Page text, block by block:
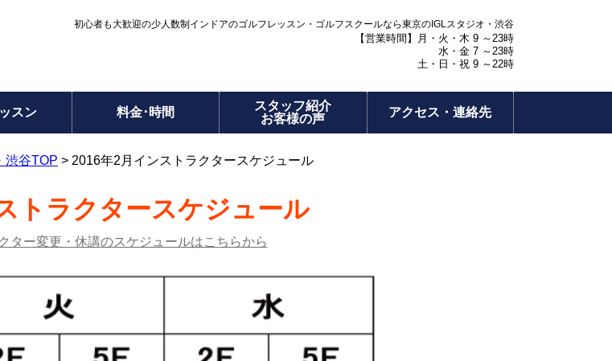
初心者も大歓迎の少人数制インドアのゴルフレッスン・ゴルフスクールなら東京のIGLスタジオ・渋谷
【営業時間】月・火・木 9 ～23時
水・金 7 ～23時
土・日・祝 9 ～22時
スン 料金･時間
スタッフ紹介
お客様の声
アクセス・連絡先
渋谷TOP > 2016年2月インストラクタースケジュール
トラクタースケジュール
ター変更・休講のスケジュールはこちらから